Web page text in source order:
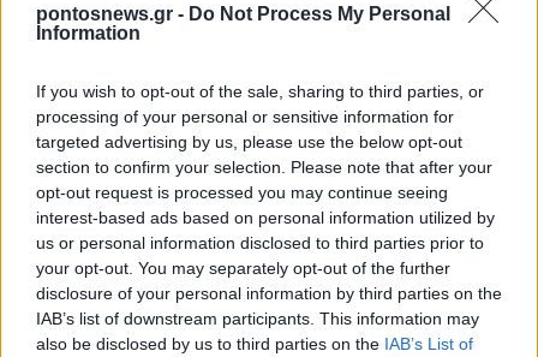
pontosnews.gr - Do Not Process My Personal
Information
If you wish to opt-out of the sale, sharing to third parties, or
processing of your personal or sensitive information for
targeted advertising by us, please use the below opt-out
section to confirm your selection. Please note that after your
opt-out request is processed you may continue seeing
interest-based ads based on personal information utilized by
us or personal information disclosed to third parties prior to
your opt-out. You may separately opt-out of the further
disclosure of your personal information by third parties on the
IAB’s list of downstream participants. This information may
also be disclosed by us to third parties on the IAB’s List of
Οι Πόντιοι της Δράμας δεν ξεχνούν, θυμούνται και τιμούν
17/05/2025 - 9:32μμ